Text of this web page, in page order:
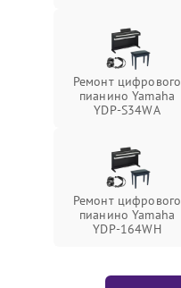
Ремонт цифрового
пианино Yamaha
YDP-S34WA
Ремонт цифрового
пианино Yamaha
YDP-164WH